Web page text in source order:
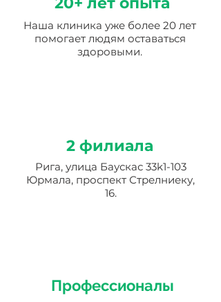
Наша клиника уже более 20 лет
помогает людям оставаться
здоровыми.
2 филиала
Рига, улица Баускас 33k1-103
Юрмала, проспект Стрелниеку,
16.
Профессионалы